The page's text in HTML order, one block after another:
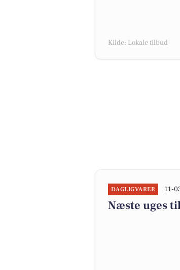
Kilde: Lokale tilbud
DAGLIGVARER 11-
Næste uges